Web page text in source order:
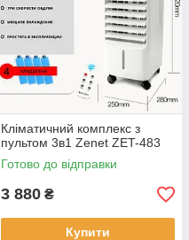
Кліматичний комплекс з
пультом 3в1 Zenet ZET-483
Готово до відправки
3 880 ₴
Купити